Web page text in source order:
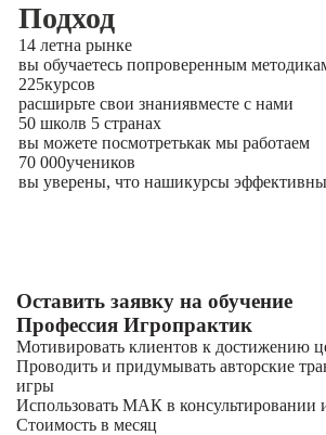
Подход
14 летна рынке
вы обучаетесь попроверенным
225курсов
расширьте свои знаниявместе с нами
50 школв 5 странах
вы можете посмотретькак мы работаем
70 000учеников
вы уверены, что нашикурсы эффективны
Оставить заявку на обучение
Профессия Игропрактик
Мотивировать клиентов к достижению
Проводить и придумывать авторские
игры
Использовать МАК в консультировании
Стоимость в месяц